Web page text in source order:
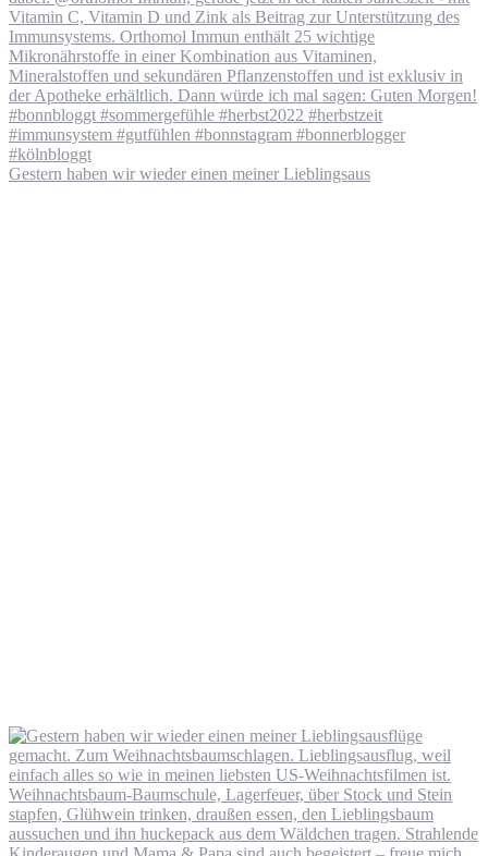
Gestern haben wir wieder einen meiner Lieblingsaus